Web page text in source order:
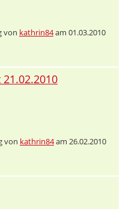
von kathrin84am 01.03.2010
von kathrin84am 26.02.2010